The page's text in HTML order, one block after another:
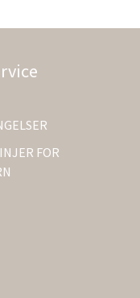
FOR